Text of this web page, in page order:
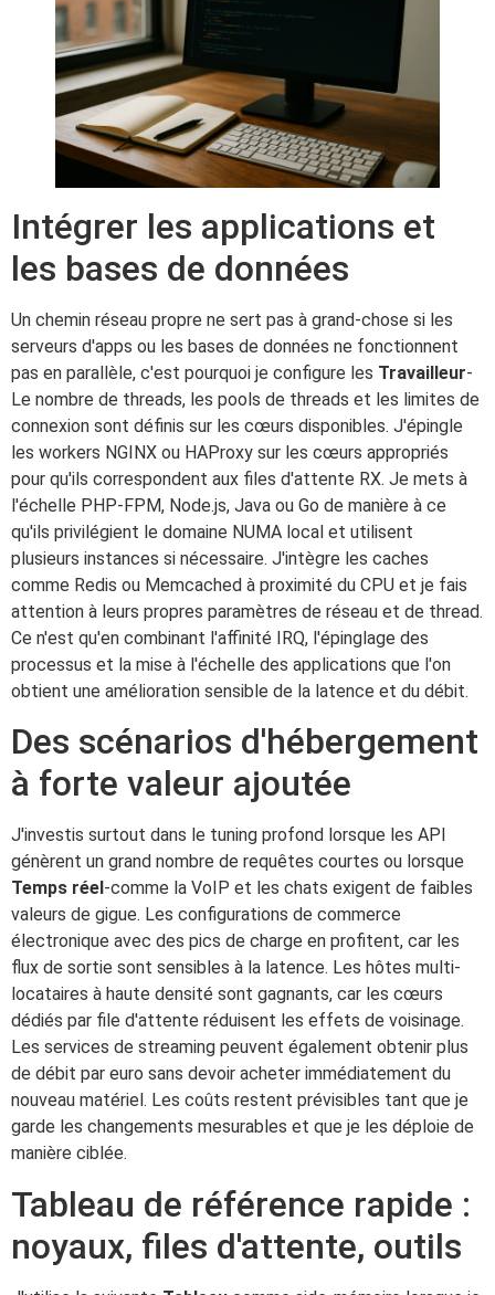
Intégrer les applications et
les bases de données
Un chemin réseau propre ne sert pas à grand-chose si les
serveurs d'apps ou les bases de données ne fonctionnent
pas en parallèle, c'est pourquoi je configure les Travailleur-
Le nombre de threads, les pools de threads et les limites de
connexion sont définis sur les cœurs disponibles. J'épingle
les workers NGINX ou HAProxy sur les cœurs appropriés
pour qu'ils correspondent aux files d'attente RX. Je mets à
l'échelle PHP-FPM, Node.js, Java ou Go de manière à ce
qu'ils privilégient le domaine NUMA local et utilisent
plusieurs instances si nécessaire. J'intègre les caches
comme Redis ou Memcached à proximité du CPU et je fais
attention à leurs propres paramètres de réseau et de thread.
Ce n'est qu'en combinant l'affinité IRQ, l'épinglage des
processus et la mise à l'échelle des applications que l'on
obtient une amélioration sensible de la latence et du débit.
Des scénarios d'hébergement
à forte valeur ajoutée
J'investis surtout dans le tuning profond lorsque les API
génèrent un grand nombre de requêtes courtes ou lorsque
Temps réel-comme la VoIP et les chats exigent de faibles
valeurs de gigue. Les configurations de commerce
électronique avec des pics de charge en profitent, car les
flux de sortie sont sensibles à la latence. Les hôtes multi-
locataires à haute densité sont gagnants, car les cœurs
dédiés par file d'attente réduisent les effets de voisinage.
Les services de streaming peuvent également obtenir plus
de débit par euro sans devoir acheter immédiatement du
nouveau matériel. Les coûts restent prévisibles tant que je
garde les changements mesurables et que je les déploie de
manière ciblée.
Tableau de référence rapide :
noyaux, files d'attente, outils